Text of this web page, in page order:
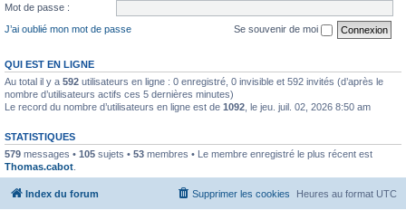
Mot de passe :
J’ai oublié mon mot de passe
Se souvenir de moi
QUI EST EN LIGNE
Au total il y a 592 utilisateurs en ligne : 0 enregistré, 0 invisible et 592 invités (d’après le
nombre d’utilisateurs actifs ces 5 dernières minutes)
Le record du nombre d’utilisateurs en ligne est de 1092 , le jeu. juil. 02, 2026 8:50 am
STATISTIQUES
579 messages • 105 sujets • 53 membres • Le membre enregistré le plus récent est
Thomas.cabot
Index du forum Heures au format UTC
Supprimer les cookies